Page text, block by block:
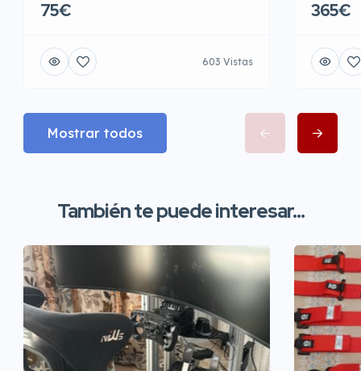
75€
603 Vistas
365€
Mostrar todos
También te puede interesar...